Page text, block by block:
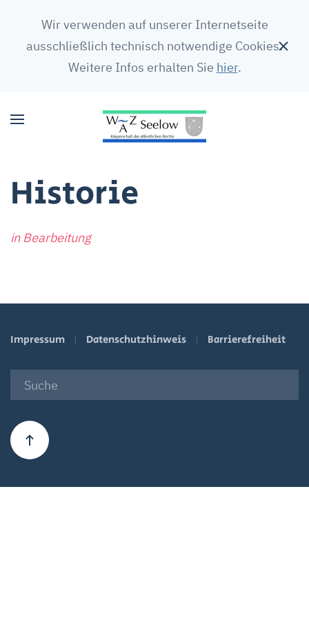
Wir verwenden auf unserer Internetseite
ausschließlich technisch notwendige Cookies.
Weitere Infos erhalten Sie hier.
Historie
in Bearbeitung
Impressum Datenschutzhinweis Barrierefreiheit